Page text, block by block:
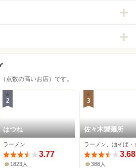
点数の高いお店）です。
2
はつね
ラーメン
3.77
1823人
3
佐々木製麺所
3.68
388人